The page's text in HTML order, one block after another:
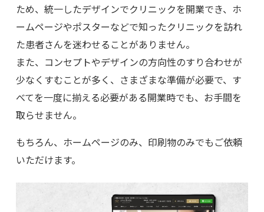
ため、統一したデザインでクリニックを開業でき、ホ
ームページやポスターなどで知ったクリニックを訪れ
た患者さんを迷わせることがありません。
また、コンセプトやデザインの方向性のすり合わせが
少なくすむことが多く、さまざまな準備が必要で、す
べてを一度に揃える必要がある開業時でも、お手間を
取らせません。
もちろん、ホームページのみ、印刷物のみでもご依頼
いただけます。